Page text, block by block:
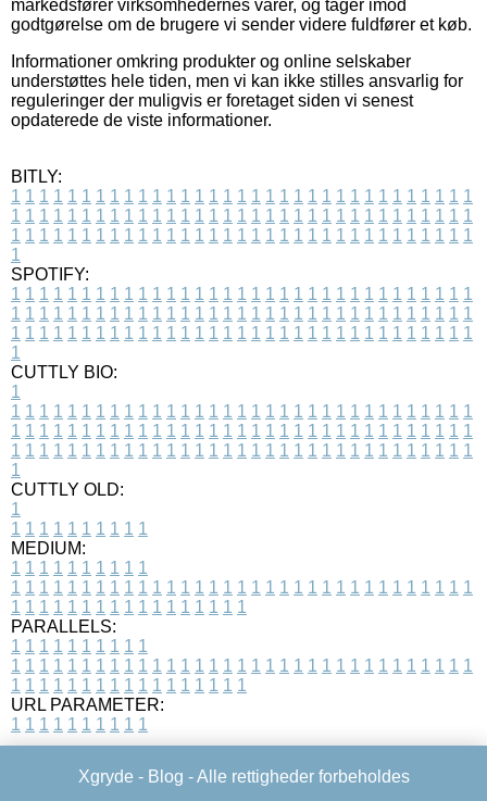
markedsfører virksomhedernes varer, og tager imod
godtgørelse om de brugere vi sender videre fuldfører et køb.
Informationer omkring produkter og online selskaber
understøttes hele tiden, men vi kan ikke stilles ansvarlig for
reguleringer der muligvis er foretaget siden vi senest
opdaterede de viste informationer.
BITLY:
1 1 1 1 1 1 1 1 1 1 1 1 1 1 1 1 1 1 1 1 1 1 1 1 1 1 1 1 1 1 1 1 1
1 1 1 1 1 1 1 1 1 1 1 1 1 1 1 1 1 1 1 1 1 1 1 1 1 1 1 1 1 1 1 1 1
1 1 1 1 1 1 1 1 1 1 1 1 1 1 1 1 1 1 1 1 1 1 1 1 1 1 1 1 1 1 1 1 1
1
SPOTIFY:
1 1 1 1 1 1 1 1 1 1 1 1 1 1 1 1 1 1 1 1 1 1 1 1 1 1 1 1 1 1 1 1 1
1 1 1 1 1 1 1 1 1 1 1 1 1 1 1 1 1 1 1 1 1 1 1 1 1 1 1 1 1 1 1 1 1
1 1 1 1 1 1 1 1 1 1 1 1 1 1 1 1 1 1 1 1 1 1 1 1 1 1 1 1 1 1 1 1 1
1
CUTTLY BIO:
1
1 1 1 1 1 1 1 1 1 1 1 1 1 1 1 1 1 1 1 1 1 1 1 1 1 1 1 1 1 1 1 1 1
1 1 1 1 1 1 1 1 1 1 1 1 1 1 1 1 1 1 1 1 1 1 1 1 1 1 1 1 1 1 1 1 1
1 1 1 1 1 1 1 1 1 1 1 1 1 1 1 1 1 1 1 1 1 1 1 1 1 1 1 1 1 1 1 1 1
1
CUTTLY OLD:
1
1 1 1 1 1 1 1 1 1 1
MEDIUM:
1 1 1 1 1 1 1 1 1 1
1 1 1 1 1 1 1 1 1 1 1 1 1 1 1 1 1 1 1 1 1 1 1 1 1 1 1 1 1 1 1 1 1
1 1 1 1 1 1 1 1 1 1 1 1 1 1 1 1 1
PARALLELS:
1 1 1 1 1 1 1 1 1 1
1 1 1 1 1 1 1 1 1 1 1 1 1 1 1 1 1 1 1 1 1 1 1 1 1 1 1 1 1 1 1 1 1
1 1 1 1 1 1 1 1 1 1 1 1 1 1 1 1 1
URL PARAMETER:
1 1 1 1 1 1 1 1 1 1
Xgryde - Blog - Alle rettigheder forbeholdes